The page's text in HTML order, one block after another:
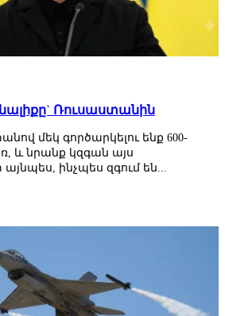
Ռուսաստանին
մեկ գործարկելու ենք 600-
և նրանք կզգան այս
ինչպես զգում են...